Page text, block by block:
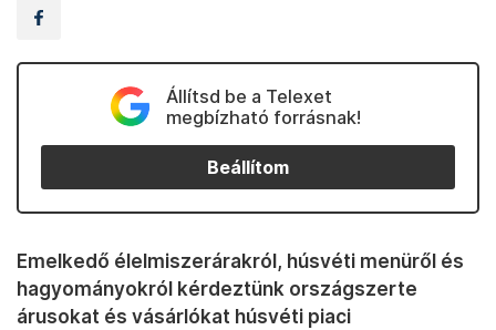
Állítsd be a Telexet
megbízható forrásnak!
Beállítom
Emelkedő élelmiszerárakról, húsvéti menüről és
hagyományokról kérdeztünk országszerte
árusokat és vásárlókat húsvéti piaci